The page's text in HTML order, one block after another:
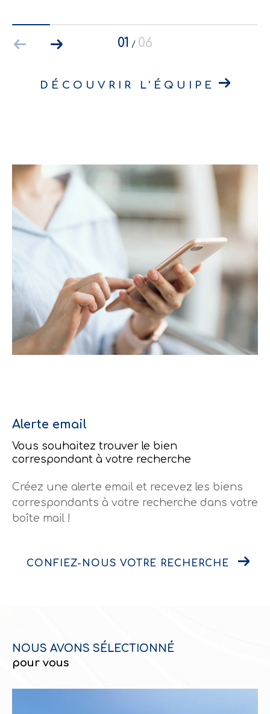
01 / 06
DÉCOUVRIR L'ÉQUIPE
alerte email
Vous souhaitez trouver le bien
correspondant à votre recherche
Créez une alerte email et recevez les biens
correspondants à votre recherche dans votre
boîte mail !
CONFIEZ-NOUS VOTRE RECHERCHE
NOUS AVONS SÉLECTIONNÉ
pour vous